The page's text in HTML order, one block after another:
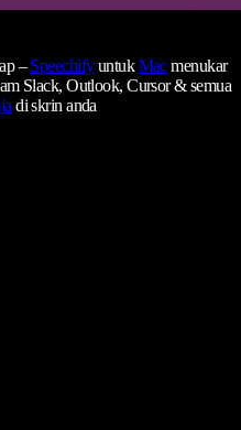
–SpeechifyuntukMacmenukar
Slack, Outlook, Cursor & semua
di skrin anda